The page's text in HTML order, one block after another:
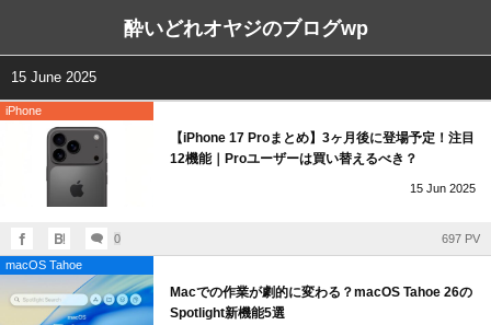
酔いどれオヤジのブログwp
15 June 2025
iPhone
【iPhone 17 Proまとめ】3ヶ月後に登場予定！注目
12機能｜Proユーザーは買い替えるべき？
15 Jun 2025
0
697 PV
macOS Tahoe
Macでの作業が劇的に変わる？macOS Tahoe 26の
Spotlight新機能5選